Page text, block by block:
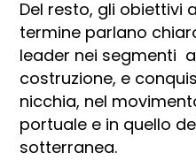
Del resto, gli obiettivi
termine parlano
leader nei segmenti
costruzione, e
nicchia, nel
portuale e in quello
sotterranea.